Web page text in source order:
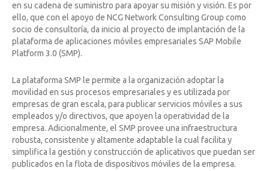
en su cadena de suministro para apoyar su misión y visión. Es por
ello, que con el apoyo de NCG Network Consulting Group como
socio de consultoría, da inicio al proyecto de implantación de la
plataforma de aplicaciones móviles empresariales SAP Mobile
Platform 3.0 (SMP).
La plataforma SMP le permite a la organización adoptar la
movilidad en sus procesos empresariales y es utilizada por
empresas de gran escala, para publicar servicios móviles a sus
empleados y/o directivos, que apoyen la operatividad de la
empresa. Adicionalmente, el SMP provee una infraestructura
robusta, consistente y altamente adaptable la cual facilita y
simplifica la gestión y construcción de aplicativos que puedan ser
publicados en la flota de dispositivos móviles de la empresa.